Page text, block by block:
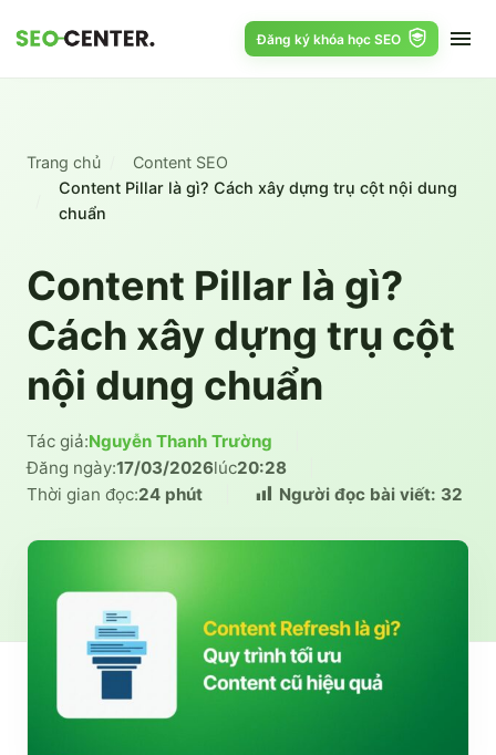
Đăng ký khóa học SEO
Trang chủ
Content SEO
Content Pillar là gì? Cách xây dựng trụ cột nội dung
chuẩn
Content Pillar là gì?
Cách xây dựng trụ cột
nội dung chuẩn
Tác giả:Nguyễn Thanh Trường
Đăng ngày:17/03/2026lúc20:28
Thời gian đọc:24 phút Người đọc bài viết: 32